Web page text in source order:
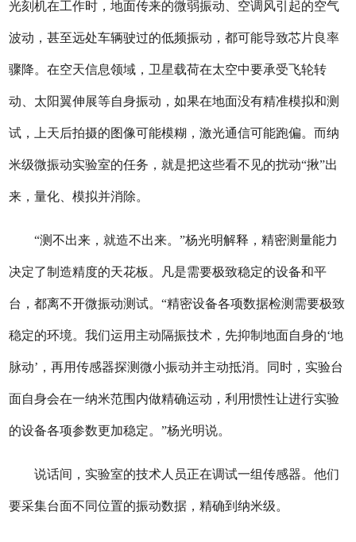
光刻机在工作时，地面传来的微弱振动、空调风引起的空气
波动，甚至远处车辆驶过的低频振动，都可能导致芯片良率
骤降。在空天信息领域，卫星载荷在太空中要承受飞轮转
动、太阳翼伸展等自身振动，如果在地面没有精准模拟和测
试，上天后拍摄的图像可能模糊，激光通信可能跑偏。而纳
米级微振动实验室的任务，就是把这些看不见的扰动“揪”出
来，量化、模拟并消除。
“测不出来，就造不出来。”杨光明解释，精密测量能力
决定了制造精度的天花板。凡是需要极致稳定的设备和平
台，都离不开微振动测试。“精密设备各项数据检测需要极致
稳定的环境。我们运用主动隔振技术，先抑制地面自身的‘地
脉动’，再用传感器探测微小振动并主动抵消。同时，实验台
面自身会在一纳米范围内做精确运动，利用惯性让进行实验
的设备各项参数更加稳定。”杨光明说。
说话间，实验室的技术人员正在调试一组传感器。他们
要采集台面不同位置的振动数据，精确到纳米级。